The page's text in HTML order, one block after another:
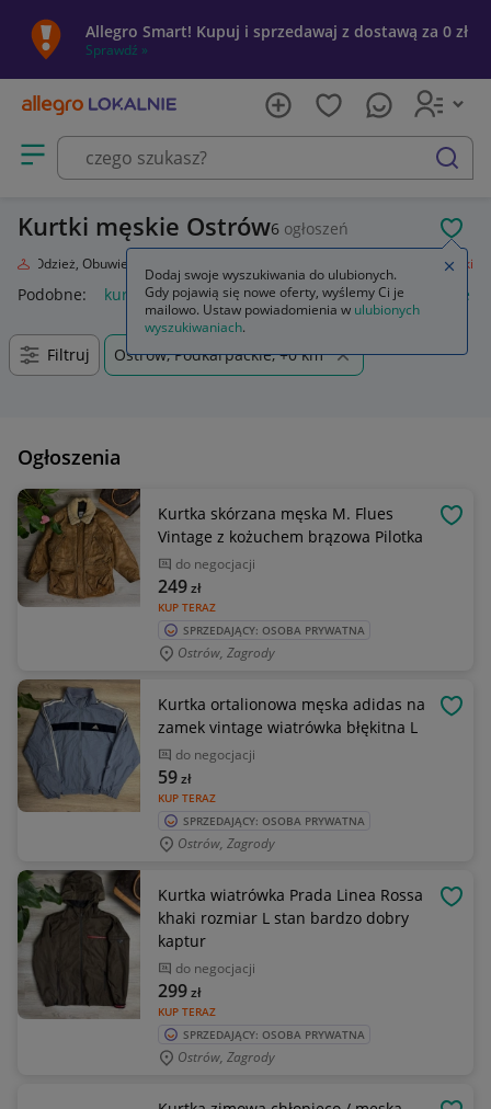
Allegro Smart! Kupuj i sprzedawaj z dostawą za 0 zł
Sprawdź »
Otwórz menu z kategoriami
szukaj
Kurtki męskie Ostrów6 ogłoszeń
Odzież, Obuwie, Dodatki Kurtki
Podobne: kurtka kurtka płaszcz kurtki dżinsowe damskie
Filtruj Ostrów, Podkarpackie, +0 km
Ogłoszenia
Kurtka skórzana męska M. Flues
Vintage z kożuchem brązowa Pilotka
do negocjacji
KUP TERAZ
249zł
SPRZEDAJĄCY: OSOBA PRYWATNA
Ostrów, Zagrody
Kurtka ortalionowa męska adidas na
zamek vintage wiatrówka błękitna L
do negocjacji
KUP TERAZ
59zł
SPRZEDAJĄCY: OSOBA PRYWATNA
Ostrów, Zagrody
Kurtka wiatrówka Prada Linea Rossa
khaki rozmiar L stan bardzo dobry
kaptur
do negocjacji
KUP TERAZ
299zł
SPRZEDAJĄCY: OSOBA PRYWATNA
Ostrów, Zagrody
Dodaj swoje wyszukiwania do ulubionych.
Gdy pojawią się nowe oferty, wyślemy Ci je
mailowo. Ustaw powiadomienia w ulubionych
wyszukiwaniach.